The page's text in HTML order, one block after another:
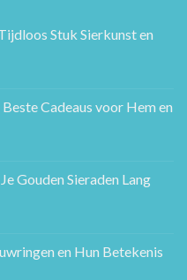
Stuk Sierkunst en
Cadeaus voor Hem en
Gouden Sieraden Lang
en Hun Betekenis